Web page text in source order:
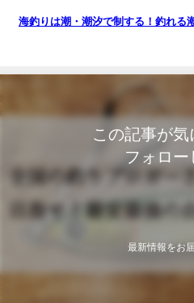
海釣りは潮・潮汐で制する！釣れる
この記事が気
フォロー
最新情報をお